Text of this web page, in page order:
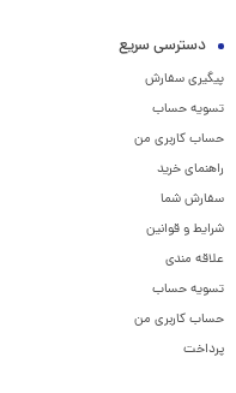
دسترسی سریع
پیگیری سفارش
تسویه حساب
حساب کاربری من
راهنمای خرید
سفارش شما
شرایط و قوانین
علاقه مندی
تسویه حساب
حساب کاربری من
پرداخت